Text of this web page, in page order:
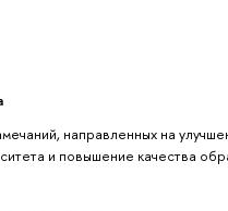
направленных на
и повышение качества